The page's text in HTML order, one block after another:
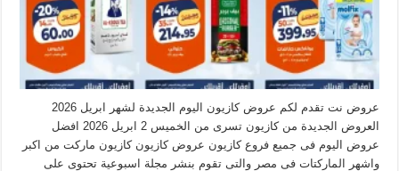
عروض نت تقدم لكم عروض كازيون اليوم الجديدة لشهر ابريل 2026
العروض الجديدة من كازيون تسرى من الخميس 2 ابريل 2026 افضل
عروض اليوم فى جميع فروع كازيون عروض كازيون كازيون ماركت من اكبر
واشهر الماركتات فى مصر والتى تقوم بنشر مجلة اسبوعية تحتوى على